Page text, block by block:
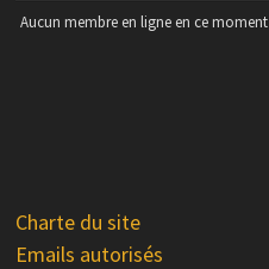
Aucun membre en ligne en ce moment
Charte du site
Emails autorisés